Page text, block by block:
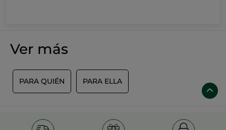
Ver más
PARA QUIÉN PARA ELLA